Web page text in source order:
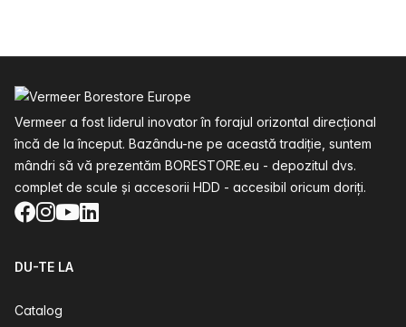
Vermeer a fost liderul inovator în forajul orizontal direcțional
încă de la început. Bazându-ne pe această tradiție, suntem
mândri să vă prezentăm BORESTORE.eu - depozitul dvs.
complet de scule și accesorii HDD - accesibil oricum doriți.
Facebook
Instagram
YouTube
LinkedIn
DU-TE LA
Catalog